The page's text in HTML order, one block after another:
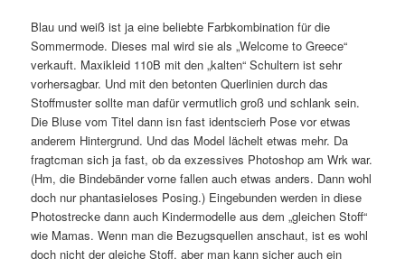
Blau und weiß ist ja eine beliebte Farbkombination für die
Sommermode. Dieses mal wird sie als „Welcome to Greece“
verkauft. Maxikleid 110B mit den „kalten“ Schultern ist sehr
vorhersagbar. Und mit den betonten Querlinien durch das
Stoffmuster sollte man dafür vermutlich groß und schlank sein.
Die Bluse vom Titel dann isn fast identscierh Pose vor etwas
anderem Hintergrund. Und das Model lächelt etwas mehr. Da
fragtcman sich ja fast, ob da exzessives Photoshop am Wrk war.
(Hm, die Bindebänder vorne fallen auch etwas anders. Dann wohl
doch nur phantasieloses Posing.) Eingebunden werden in diese
Photostrecke dann auch Kindermodelle aus dem „gleichen Stoff“
wie Mamas. Wenn man die Bezugsquellen anschaut, ist es wohl
doch nicht der gleiche Stoff, aber man kann sicher auch ein